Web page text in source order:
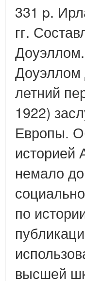
331 p.
гг.
Доуэллом
летний
1922)
Европы.
историей
немало
по
высшей